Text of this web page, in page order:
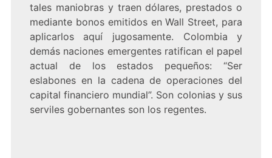
tales maniobras y traen dólares, prestados o
mediante bonos emitidos en Wall Street, para
aplicarlos aquí jugosamente. Colombia y
demás naciones emergentes ratifican el papel
actual de los estados pequeños: “Ser
eslabones en la cadena de operaciones del
capital financiero mundial”. Son colonias y sus
serviles gobernantes son los regentes.